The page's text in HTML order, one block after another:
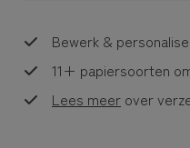
Bewerk &
11+ papiersoorten
Lees meer over